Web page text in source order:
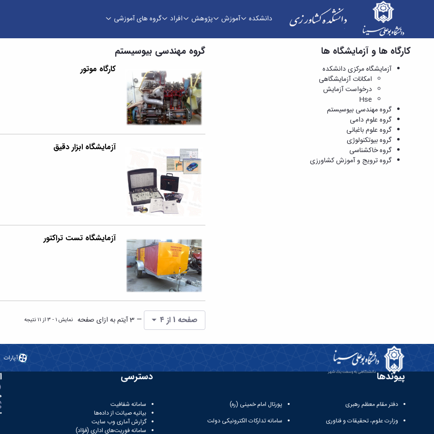
دانشکده آموزش پژوهش افراد گروه های آموزشی
گروه مهندسی بیوسیستم - دانشکده کشاورزی
کارگاه ها و آزمایشگاه ها
آزمایشگاه مرکزی دانشکده
امکانات آزمایشگاهی
درخواست آزمایش
Hse
گروه مهندسی بیوسیستم
گروه علوم دامی
گروه علوم باغبانی
گروه بیوتکنولوژی
گروه خاکشناسی
گروه ترویج و آموزش کشاورزی
گروه مهندسی بیوسیستم
کارگاه موتور
آزمایشگاه ابزار دقیق
آزمایشگاه تست تراکتور
صفحه 1 از ۴ — 3 آیتم به ازای صفحه نمایش ۱ - ۳ از ۱۱ نتیجه
آپارات
پیوندها
دفتر مقام معظم رهبری
وزارت علوم، تحقیقات و فناوری
پورتال امام خمینی (ره)
سامانه تدارکات الکترونیکی دولت
دسترسی
سامانه شفافیت
بیانیه صیانت از داده‌ها
گزارش آماری وب‌ سایت
سامانه فوریت‌های اداری (فؤاد)